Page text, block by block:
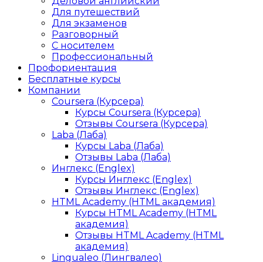
Для путешествий
Для экзаменов
Разговорный
С носителем
Профессиональный
Профориентация
Бесплатные курсы
Компании
Coursera (Курсера)
Курсы Coursera (Курсера)
Отзывы Coursera (Курсера)
Laba (Лаба)
Курсы Laba (Лаба)
Отзывы Laba (Лаба)
Инглекс (Englex)
Курсы Инглекс (Englex)
Отзывы Инглекс (Englex)
HTML Academy (HTML академия)
Курсы HTML Academy (HTML
академия)
Отзывы HTML Academy (HTML
академия)
Lingualeo (Лингвалео)